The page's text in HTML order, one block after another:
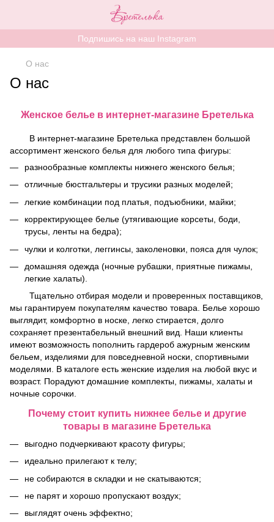
Подпишись на наш Instagram
О нас
О нас
Женское белье в интернет-магазине Бретелька
В интернет-магазине Бретелька представлен большой
ассортимент женского белья для любого типа фигуры:
разнообразные комплекты нижнего женского белья;
отличные бюстгальтеры и трусики разных моделей;
легкие комбинации под платья, подъюбники, майки;
корректирующее белье (утягивающие корсеты, боди,
трусы, ленты на бедра);
чулки и колготки, леггинсы, заколеновки, пояса для чулок;
домашняя одежда (ночные рубашки, приятные пижамы,
легкие халаты).
Тщательно отбирая модели и проверенных поставщиков,
мы гарантируем покупателям качество товара. Белье хорошо
выглядит, комфортно в носке, легко стирается, долго
сохраняет презентабельный внешний вид. Наши клиенты
имеют возможность пополнить гардероб ажурным женским
бельем, изделиями для повседневной носки, спортивными
моделями. В каталоге есть женские изделия на любой вкус и
возраст. Порадуют домашние комплекты, пижамы, халаты и
ночные сорочки.
Почему стоит купить нижнее белье и другие
товары в магазине Бретелька
выгодно подчеркивают красоту фигуры;
идеально прилегают к телу;
не собираются в складки и не скатываются;
не парят и хорошо пропускают воздух;
выглядят очень эффектно;